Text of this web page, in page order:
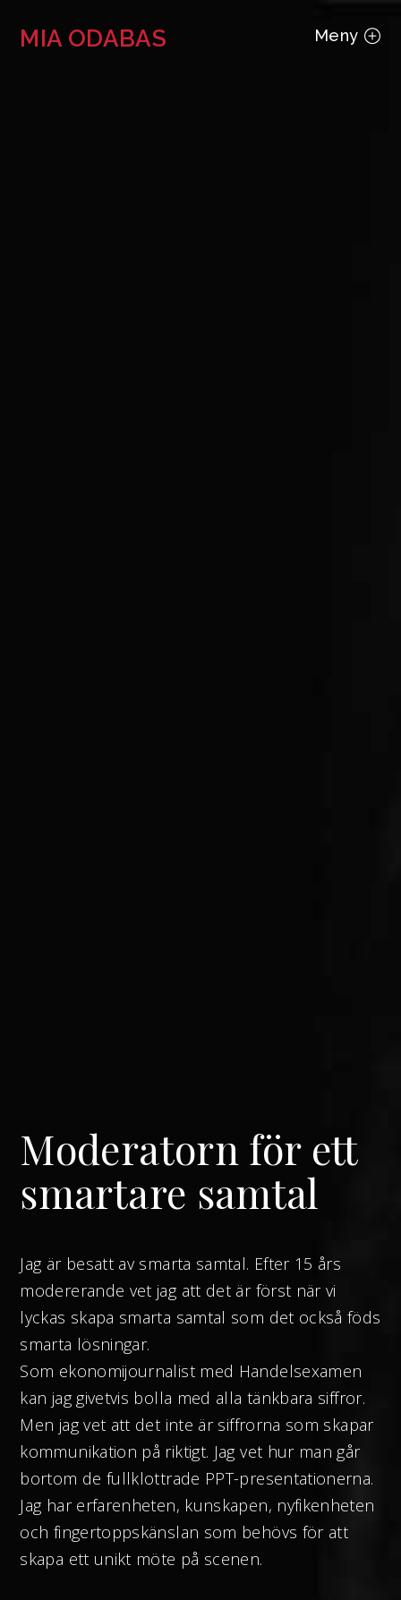
MIA ODABAS Meny
Moderatorn för ett
smartare samtal
Jag är besatt av smarta samtal. Efter 15 års
modererande vet jag att det är först när vi
lyckas skapa smarta samtal som det också föds
smarta lösningar.
Som ekonomijournalist med Handelsexamen
kan jag givetvis bolla med alla tänkbara siffror.
Men jag vet att det inte är siffrorna som skapar
kommunikation på riktigt. Jag vet hur man går
bortom de fullklottrade PPT-presentationerna.
Jag har erfarenheten, kunskapen, nyfikenheten
och fingertoppskänslan som behövs för att
skapa ett unikt möte på scenen.